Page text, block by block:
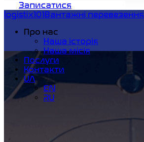
Записатися
logistix101Вантажні перевезення
Про нас
Наша історія
Наша місія
Послуги
Контакти
UA
EN
RU